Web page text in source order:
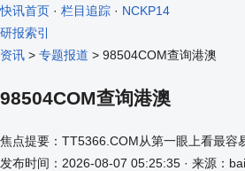
快讯首页 · 栏目追踪 · NCKP14
研报索引
资讯 > 专题报道 > 98504COM查询港澳
98504COM查询港澳
焦点提要：TT5366.COM从第一眼上看最容
发布时间：2026-08-07 05:25:35 · 来源：